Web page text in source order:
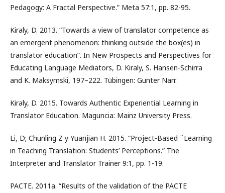
Pedagogy: A Fractal Perspective.” Meta 57:1, pp. 82-95.
Kiraly, D. 2013. “Towards a view of translator competence as
an emergent phenomenon: thinking outside the box(es) in
translator education”. In New Prospects and Perspectives for
Educating Language Mediators, D. Kiraly, S. Hansen-Schirra
and K. Maksymski, 197–222. Tübingen: Gunter Narr.
Kiraly, D. 2015. Towards Authentic Experiential Learning in
Translator Education. Maguncia: Mainz University Press.
Li, D; Chunling Z y Yuanjian H. 2015. “Project-Based ¨Learning
in Teaching Translation: Students’ Perceptions.” The
Interpreter and Translator Trainer 9:1, pp. 1-19.
PACTE. 2011a. “Results of the validation of the PACTE